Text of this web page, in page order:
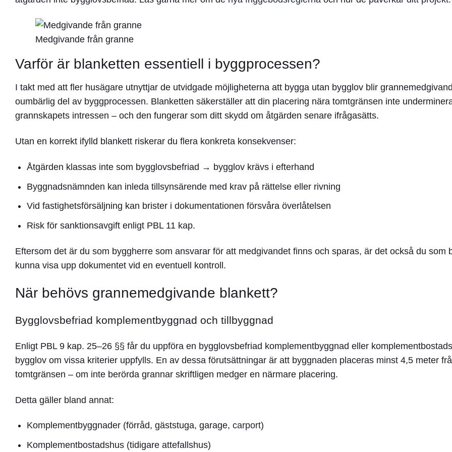
Medgivande från granne
Varför är blanketten essentiell i byggprocessen?
I takt med att fler husägare utnyttjar de utvidgade möjligheterna att bygga utan bygglov blir
oumbärlig del av byggprocessen. Blanketten säkerställer att din placering nära tomtgränsen inte
grannskapets intressen – och den fungerar som ditt skydd om åtgärden senare ifrågasätts.
Utan en korrekt ifylld blankett riskerar du flera konkreta konsekvenser:
Åtgärden klassas inte som bygglovsbefriad → bygglov krävs i efterhand
Byggnadsnämnden kan inleda tillsynsärendemed krav på rättelse eller rivning
Vid fastighetsförsäljning kan brister i dokumentationen försvåra överlåtelsen
Risk för sanktionsavgiftenligt PBL 11 kap.
Eftersom det är du som byggherre som ansvarar för att medgivandet finns och sparas, är det också du som
kunna visa upp dokumentet vid en eventuell kontroll.
När behövs grannemedgivande blankett?
Bygglovsbefriad komplementbyggnad och tillbyggnad
Enligt PBL 9 kap. 25–26 §§ får du uppföra en bygglovsbefriad komplementbyggnad eller
bygglov om vissa kriterier uppfylls. En av dessa förutsättningar är att byggnaden placeras minst 4,5 meter
tomtgränsen – om inte berörda grannar skriftligen medger en närmare placering.
Detta gäller bland annat:
Komplementbyggnader (förråd, gäststuga, garage, carport)
Komplementbostadshus (tidigare attefallshus)